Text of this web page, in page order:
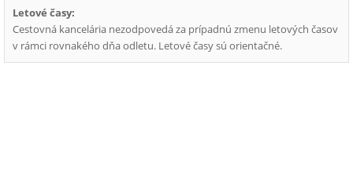
Letové časy:
Cestovná kancelária nezodpovedá za prípadnú zmenu letových časov
v rámci rovnakého dňa odletu. Letové časy sú orientačné.